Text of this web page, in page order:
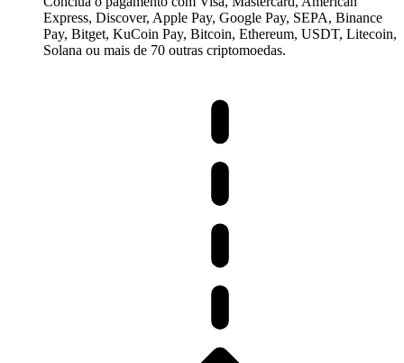
Express, Discover, Apple Pay, Google Pay, SEPA, Binance
Pay, Bitget, KuCoin Pay, Bitcoin, Ethereum, USDT, Litecoin,
Solana ou mais de 70 outras criptomoedas.